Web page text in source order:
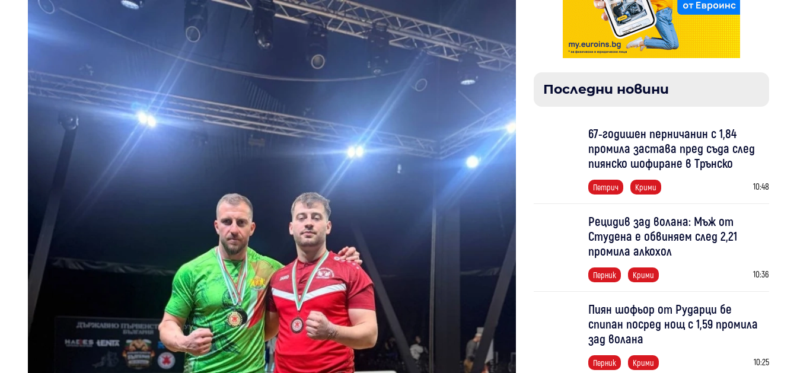
Последни новини
67-годишен перничанин с 1,84
промила застава пред съда след
пиянско шофиране в Трънско
Петрич Крими 10:48
Рецидив зад волана: Мъж от
Студена е обвиняем след 2,21
промила алкохол
Перник Крими 10:36
Пиян шофьор от Рударци бе
спипан посред нощ с 1,59 промила
зад волана
Перник Крими 10:25